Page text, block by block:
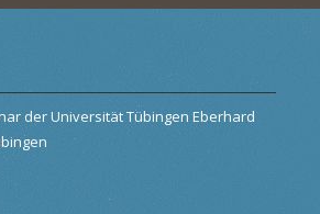
der Universität Tübingen Eberhard